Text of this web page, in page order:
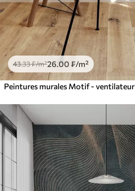
43.33₣/m²26.00 ₣/m²
Peintures murales Motif - ventilateur